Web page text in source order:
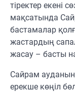
тіректер екені
мақсатында
бастамалар
жастардың
жасау – басты
Сайрам
ерекше көңіл